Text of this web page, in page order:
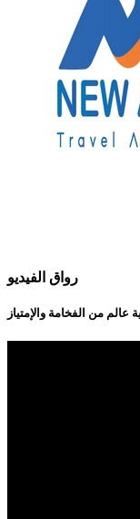
رواق الفيديو
عالم من الفخامة والإمتياز